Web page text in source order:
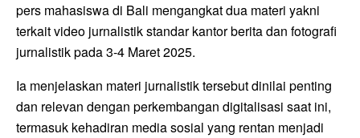
pers mahasiswa di Bali mengangkat dua materi yakni
terkait video jurnalistik standar kantor berita dan fotografi
jurnalistik pada 3-4 Maret 2025.
Ia menjelaskan materi jurnalistik tersebut dinilai penting
dan relevan dengan perkembangan digitalisasi saat ini,
termasuk kehadiran media sosial yang rentan menjadi